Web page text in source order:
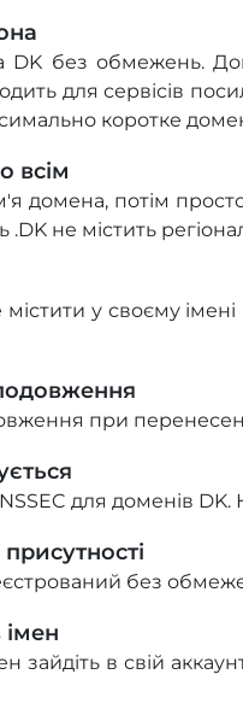
DK без обмежень.
для сервісів
коротке
всім
домена, потім
.DK не містить
у своєму імені
при
для доменів
без
зайдіть в свій